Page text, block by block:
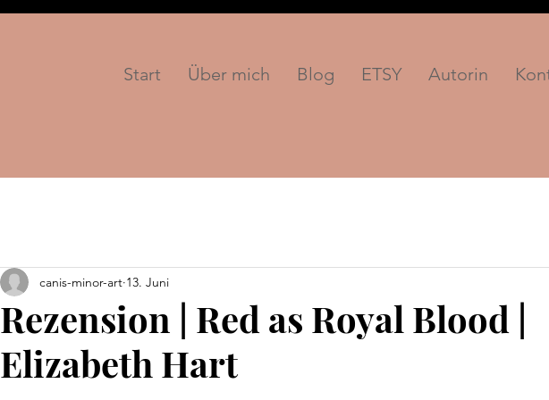
Start Über mich Blog ETSY Autorin
Rezension | Red as Royal Blood |
Elizabeth Hart
canis-minor-art 13. Juni